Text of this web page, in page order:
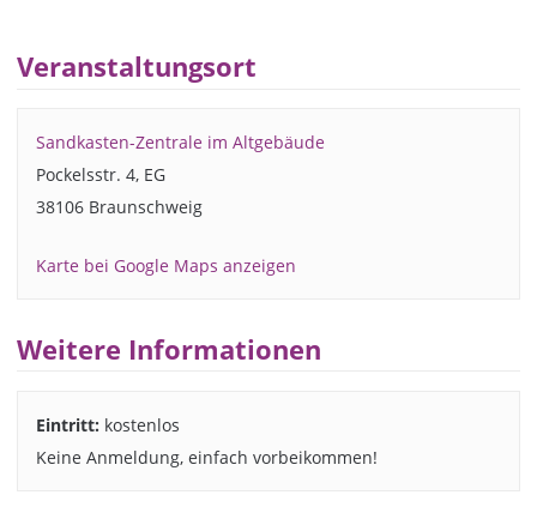
Veranstaltungsort
Sandkasten-Zentrale im Altgebäude
Pockelsstr. 4, EG
38106 Braunschweig
Karte bei Google Maps anzeigen
Weitere Informationen
Eintritt: kostenlos
Keine Anmeldung, einfach vorbeikommen!